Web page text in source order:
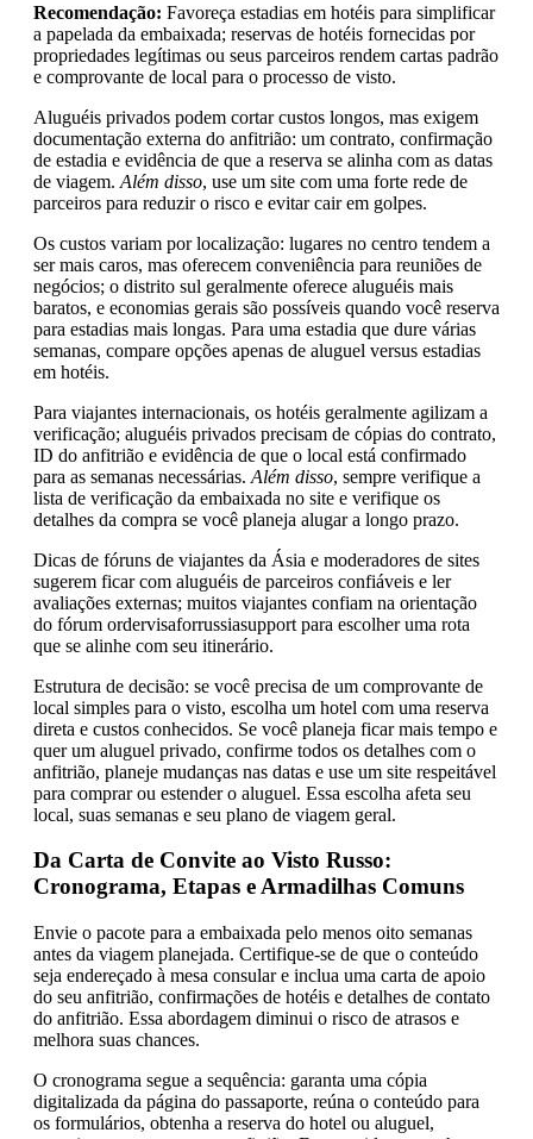
Recomendação: Favoreça estadias em hotéis para simplificar
a papelada da embaixada; reservas de hotéis fornecidas por
propriedades legítimas ou seus parceiros rendem cartas padrão
e comprovante de local para o processo de visto.
Aluguéis privados podem cortar custos longos, mas exigem
documentação externa do anfitrião: um contrato, confirmação
de estadia e evidência de que a reserva se alinha com as datas
de viagem. Além disso, use um site com uma forte rede de
parceiros para reduzir o risco e evitar cair em golpes.
Os custos variam por localização: lugares no centro tendem a
ser mais caros, mas oferecem conveniência para reuniões de
negócios; o distrito sul geralmente oferece aluguéis mais
baratos, e economias gerais são possíveis quando você reserva
para estadias mais longas. Para uma estadia que dure várias
semanas, compare opções apenas de aluguel versus estadias
em hotéis.
Para viajantes internacionais, os hotéis geralmente agilizam a
verificação; aluguéis privados precisam de cópias do contrato,
ID do anfitrião e evidência de que o local está confirmado
para as semanas necessárias. Além disso, sempre verifique a
lista de verificação da embaixada no site e verifique os
detalhes da compra se você planeja alugar a longo prazo.
Dicas de fóruns de viajantes da Ásia e moderadores de sites
sugerem ficar com aluguéis de parceiros confiáveis e ler
avaliações externas; muitos viajantes confiam na orientação
do fórum ordervisaforrussiasupport para escolher uma rota
que se alinhe com seu itinerário.
Estrutura de decisão: se você precisa de um comprovante de
local simples para o visto, escolha um hotel com uma reserva
direta e custos conhecidos. Se você planeja ficar mais tempo e
quer um aluguel privado, confirme todos os detalhes com o
anfitrião, planeje mudanças nas datas e use um site respeitável
para comprar ou estender o aluguel. Essa escolha afeta seu
local, suas semanas e seu plano de viagem geral.
Da Carta de Convite ao Visto Russo:
Cronograma, Etapas e Armadilhas Comuns
Envie o pacote para a embaixada pelo menos oito semanas
antes da viagem planejada. Certifique-se de que o conteúdo
seja endereçado à mesa consular e inclua uma carta de apoio
do seu anfitrião, confirmações de hotéis e detalhes de contato
do anfitrião. Essa abordagem diminui o risco de atrasos e
melhora suas chances.
O cronograma segue a sequência: garanta uma cópia
digitalizada da página do passaporte, reúna o conteúdo para
os formulários, obtenha a reserva do hotel ou aluguel,